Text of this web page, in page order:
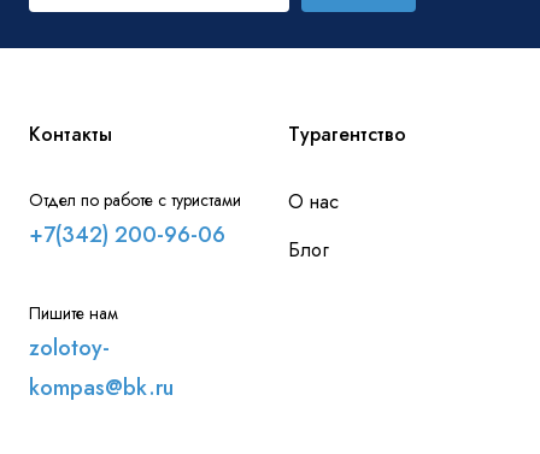
Контакты
Отдел по работе с туристами
+7(342) 200-96-06
Пишите нам
zolotoy-
kompas@bk.ru
Турагентство
О нас
Блог